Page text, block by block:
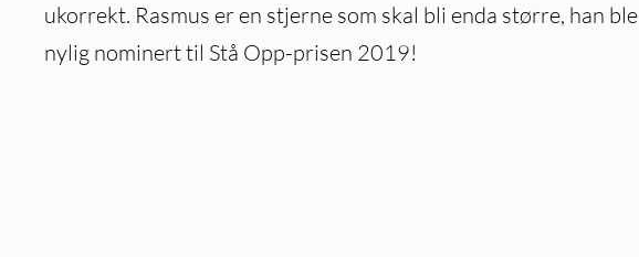
ukorrekt. Rasmus er en stjerne som skal bli enda større, han ble
nylig nominert til Stå Opp-prisen 2019!